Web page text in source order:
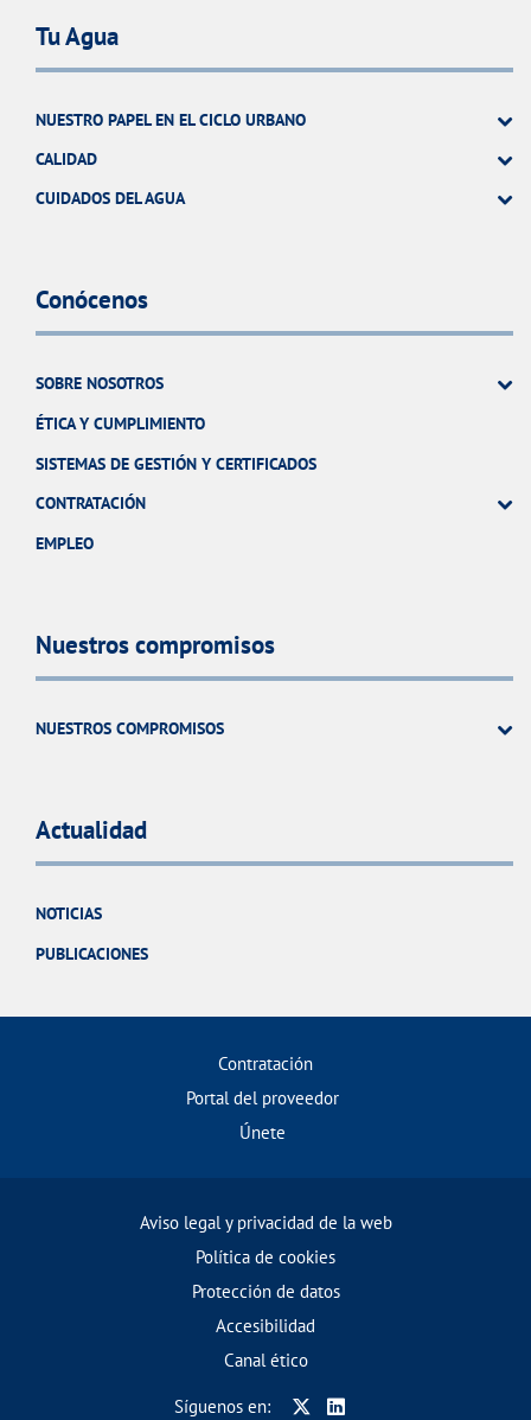
Tu Agua
NUESTRO PAPEL EN EL CICLO URBANO
CALIDAD
CUIDADOS DEL AGUA
Conócenos
SOBRE NOSOTROS
ÉTICA Y CUMPLIMIENTO
SISTEMAS DE GESTIÓN Y CERTIFICADOS
CONTRATACIÓN
EMPLEO
Nuestros compromisos
NUESTROS COMPROMISOS
Actualidad
NOTICIAS
PUBLICACIONES
Contratación
Portal del proveedor
Únete
Aviso legal y privacidad de la web
Política de cookies
Protección de datos
Accesibilidad
Canal ético
Síguenos en: